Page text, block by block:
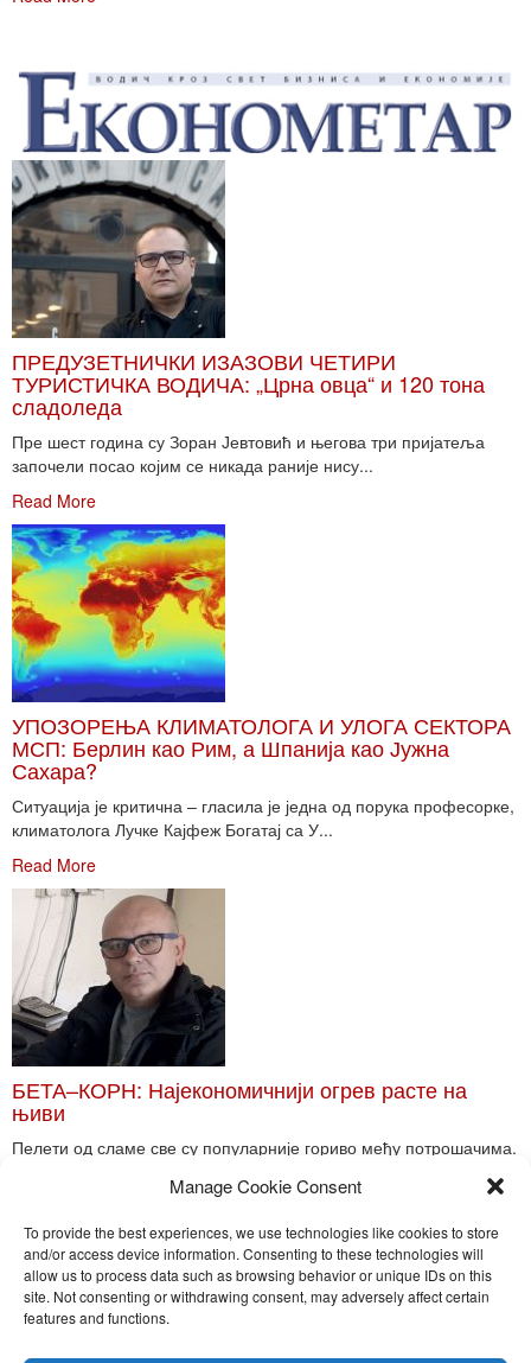
Manage Cookie Consent
To provide the best experiences, we use technologies like cookies to store
and/or access device information. Consenting to these technologies will
allow us to process data such as browsing behavior or unique IDs on this
site. Not consenting or withdrawing consent, may adversely affect certain
features and functions.
ПРЕДУЗЕТНИЧКИ ИЗАЗОВИ ЧЕТИРИ
ТУРИСТИЧКА ВОДИЧА: „Црна овца“ и 120 тона
сладоледа
Пре шест година су Зоран Јевтовић и његова три пријатеља
започели посао којим се никада раније нису...
Read More
УПОЗОРЕЊА КЛИМАТОЛОГА И УЛОГА СЕКТОРА
МСП: Берлин као Рим, а Шпанија као Јужна
Сахара?
Ситуација је критична – гласила је једна од порука професорке,
климатолога Лучке Кајфеж Богатај са У...
Read More
БЕТА–КОРН: Најекономичнији огрев расте на
њиви
Пелети од сламе све су популарније гориво међу потрошачима.
Toggle